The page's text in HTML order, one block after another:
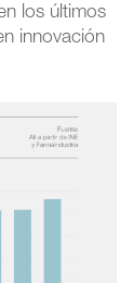
los últimos
innovación